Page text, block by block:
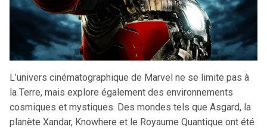
L’univers cinématographique de Marvel ne se limite pas à
la Terre, mais explore également des environnements
cosmiques et mystiques. Des mondes tels que Asgard, la
planète Xandar, Knowhere et le Royaume Quantique ont été